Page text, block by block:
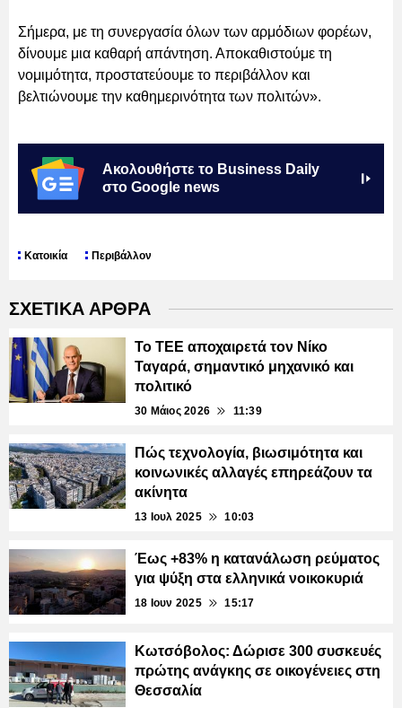
Σήμερα, με τη συνεργασία όλων των αρμόδιων φορέων,
δίνουμε μια καθαρή απάντηση. Αποκαθιστούμε τη
νομιμότητα, προστατεύουμε το περιβάλλον και
βελτιώνουμε την καθημερινότητα των πολιτών».
Ακολουθήστε το Business Daily
στο Google news
Κατοικία Περιβάλλον
ΣΧΕΤΙΚΑ ΑΡΘΡΑ
Το ΤΕΕ αποχαιρετά τον Νίκο
Ταγαρά, σημαντικό μηχανικό και
πολιτικό
30 Μάιος 2026 11:39
Πώς τεχνολογία, βιωσιμότητα και
κοινωνικές αλλαγές επηρεάζουν τα
ακίνητα
13 Ιουλ 2025 10:03
Έως +83% η κατανάλωση ρεύματος
για ψύξη στα ελληνικά νοικοκυριά
18 Ιουν 2025 15:17
Κωτσόβολος: Δώρισε 300 συσκευές
πρώτης ανάγκης σε οικογένειες στη
Θεσσαλία